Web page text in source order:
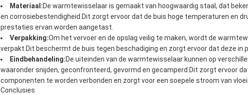
Materiaal:De warmtewisselaar is gemaakt van hoogwaardig staal, dat
en corrosiebestendigheid.Dit zorgt ervoor dat de buis hoge temperaturen en
prestaties ervan worden aangetast.
Verpakking:Om het vervoer en de opslag veilig te maken, wordt de
verpakt.Dit beschermt de buis tegen beschadiging en zorgt ervoor dat deze
Eindbehandeling:De uiteinden van de warmtewisselaar kunnen op
waaronder snijden, geconfronteerd, gevormd en gecamperd.Dit zorgt ervoor
componenten te worden verbonden en zorgt voor een soepele stroom van
Conclusies